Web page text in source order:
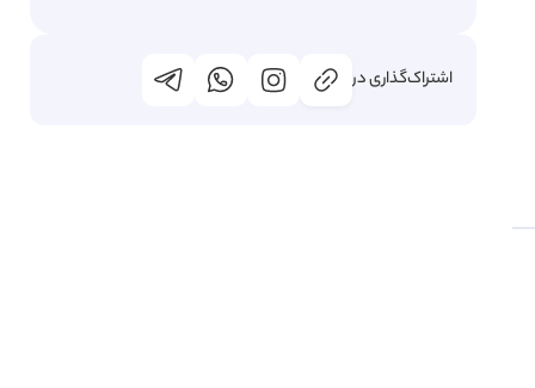
اشتراک‌گذاری در